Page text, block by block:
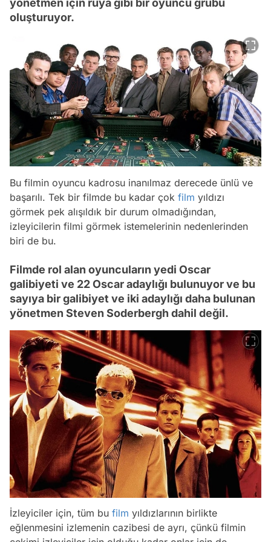
yönetmen için rüya gibi bir oyuncu grubu
oluşturuyor.
Bu filmin oyuncu kadrosu inanılmaz derecede ünlü ve
başarılı. Tek bir filmde bu kadar çok film yıldızı
görmek pek alışıldık bir durum olmadığından,
izleyicilerin filmi görmek istemelerinin nedenlerinden
biri de bu.
Filmde rol alan oyuncuların yedi Oscar
galibiyeti ve 22 Oscar adaylığı bulunuyor ve bu
sayıya bir galibiyet ve iki adaylığı daha bulunan
yönetmen Steven Soderbergh dahil değil.
İzleyiciler için, tüm bu film yıldızlarının birlikte
eğlenmesini izlemenin cazibesi de ayrı, çünkü filmin